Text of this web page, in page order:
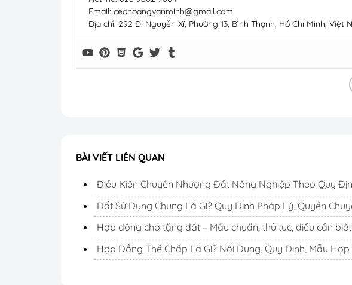
Email: ceohoangvanminh@gmail.com
Địa chỉ: 292 Đ. Nguyễn Xí, Phường 13, Bình Thạnh, Hồ Chí Minh, Việt
BÀI VIẾT LIÊN QUAN
Điều Kiện Chuyển Nhượng Đất Nông Nghiệp Theo Quy
Đất Sử Dụng Chung Là Gì? Quy Định Pháp Lý, Quyền
Hợp đồng cho tặng đất – Mẫu chuẩn, thủ tục, điều cần biết
Hợp Đồng Thế Chấp Là Gì? Nội Dung, Quy Định, Mẫu